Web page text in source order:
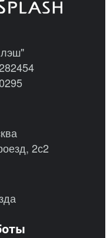
2с2